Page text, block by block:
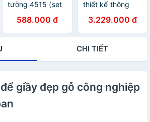
tường 4515 (set
588.000 đ
thiết kế thông
SMLIFE
Bridewood
3.229.000 đ
CHI TIẾT
giầy đẹp gỗ công nghiệp